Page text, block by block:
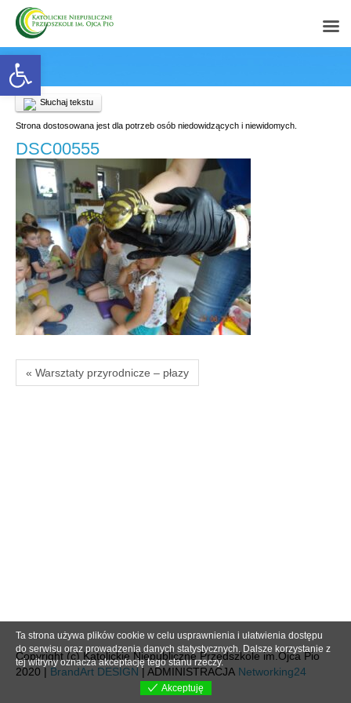
Open toolbar
Słuchaj tekstu
Strona dostosowana jest dla potrzeb osób niedowidzących i niewidomych.
DSC00555
« Warsztaty przyrodnicze – płazy
Copyright (c) Katolickie Niepubliczne Przedszkole im.Ojca Pio
2020 | BrandArt DESIGN | ADMINISTRACJA Networking24
Ta strona używa plików cookie w celu usprawnienia i ułatwienia dostępu
do serwisu oraz prowadzenia danych statystycznych. Dalsze korzystanie z
tej witryny oznacza akceptację tego stanu rzeczy.
Akceptuję